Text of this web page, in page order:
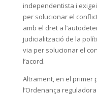
independentista i
per solucionar el
amb el dret a
judicialització de la
via per solucionar el
l’acord.
Altrament, en el primer
l’Ordenança